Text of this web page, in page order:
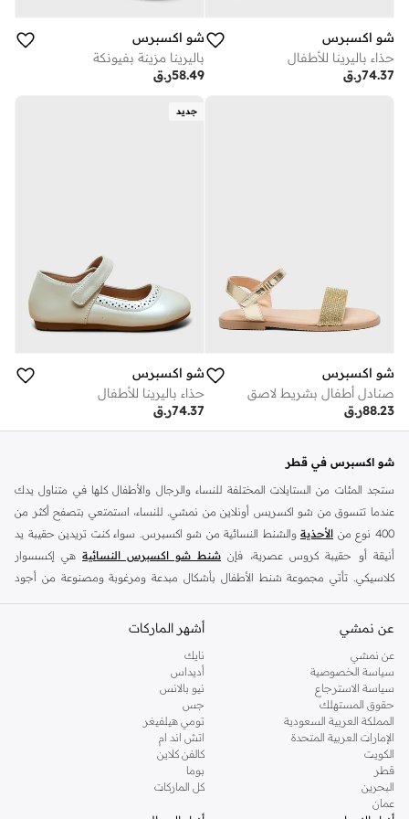
شو اكسبرس
حذاء باليرينا للأطفال
ر.ق74.37
شو اكسبرس
باليرينا مزينة بفيونكة
ر.ق58.49
شو اكسبرس
صنادل أطفال بشريط لاصق
ر.ق88.23
جديد
شو اكسبرس
حذاء باليرينا للأطفال
ر.ق74.37
شو اكسبرس في قطر
ستجد المئات من الستايلات المختلفة للنساء والرجال والأطفال كلها في متناول يدك
عندما تتسوق من شو اكسربس أونلاين من نمشي. للنساء، استمتعي بتصفح أكثر من
400 نوع من
الأحذية والشنط النسائية من شو اكسبرس. سواء كنت تريدين حقيبة يد
أنيقة أو حقيبة كروس عصرية، فإن شنط شو اكسبرس النسائية هي إكسسوار
كلاسيكي. تأتي مجموعة شنط الأطفال بأشكال مبدعة ومرغوبة ومصنوعة من أجود
الأطفال، بحيث يمكنك الاختيار من بين مجموعة كبيرة من شنط الأطفال في شو
تضم مجموعة شو إكسبرس أيضًا مجموعة كبيرة من
المريحة وسهلة الارتداء والخلع. تأتي احذية السنيكرز للرجال العصرية تصاميم منخفضة
وعالية الجودة وأحذية بدون كعب وأحذية سهلة الارتداء بالإضافة إلى أحذية طويلة
وملابس رسمية في متجر شو اكسبرس أونلاين.
تسوق من شو اكسبرس أونلاين في الدوحة
استمتع بتصفح مجموعة شو اكسبرس أونلاين للحصول على جميع رغباتك في الأحذية
غير الرسمية والرسمية والممتعة. تسوق من شو اكسبرس أونلاين للحصول على أبوات
عن نمشي
عن نمشي
سياسة الخصوصية
سياسة الاسترجاع
حقوق المستهلك
المملكة العربية السعودية
الإمارات العربية المتحدة
الكويت
قطر
البحرين
عمان
أشهر الماركات
نايك
أديداس
نيو بالانس
جس
تومي هيلفيغر
اتش اند ام
كالفن كلاين
بوما
كل الماركات